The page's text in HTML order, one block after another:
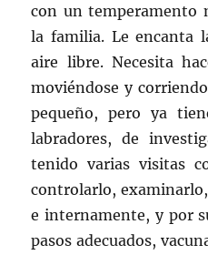
con un temperamento
la familia. Le encanta
aire libre. Necesita
moviéndose y
pequeño, pero ya
labradores, de
tenido varias visitas
controlarlo,
e internamente, y por
pasos adecuados,